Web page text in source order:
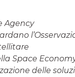
Agency
Space
delle